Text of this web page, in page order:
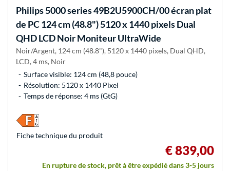
Philips5000 series 49B2U5900CH/00 écran plat
de PC 124 cm (48.8") 5120 x 1440 pixels Dual
QHD LCD Noir Moniteur UltraWide
Noir/Argent, 124 cm (48.8"), 5120 x 1440 pixels, Dual QHD,
LCD, 4 ms, Noir
Surface visible: 124 cm (48,8 pouce)
Résolution: 5120 x 1440 Pixel
Temps de réponse: 4 ms (GtG)
€ 839,00
En rupture de stock, prêt à être expédié dans 3-5 jours
Fiche technique du produit